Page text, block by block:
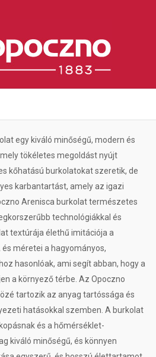
egy kiváló minőségű, modern és
tökéletes megoldást nyújt
kőhatású burkolatokat szeretik, de
karbantartást, amely az igazi
Arenisca burkolat természetes
technológiákkal és
textúrája élethű imitációja a
méretei a hagyományos,
hasonlóak, ami segít abban, hogy a
a környező térbe. Az Opoczno
tartozik az anyag tartóssága és
hatásokkal szemben. A burkolat
és a hőmérséklet-
kiváló minőségű, és könnyen